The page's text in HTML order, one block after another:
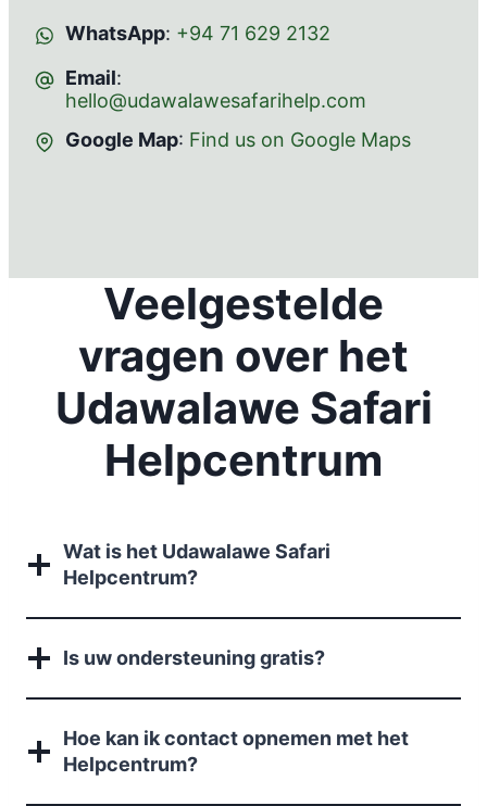
WhatsApp: +94 71 629 2132
Email:
hello@udawalawesafarihelp.com
Google Map: Find us on Google Maps
Veelgestelde
vragen over het
Udawalawe Safari
Helpcentrum
Wat is het Udawalawe Safari
Helpcentrum?
Is uw ondersteuning gratis?
Hoe kan ik contact opnemen met het
Helpcentrum?